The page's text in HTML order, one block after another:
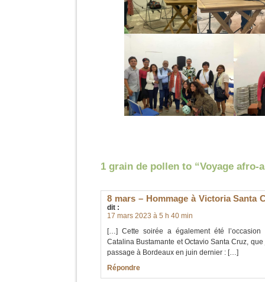
1 grain de pollen to “Voyage afro-
8 mars – Hommage à Victoria Santa
dit :
17 mars 2023 à 5 h 40 min
[…] Cette soirée a également été
Catalina Bustamante et Octavio Santa Cruz,
passage à Bordeaux en juin dernier : […]
Répondre